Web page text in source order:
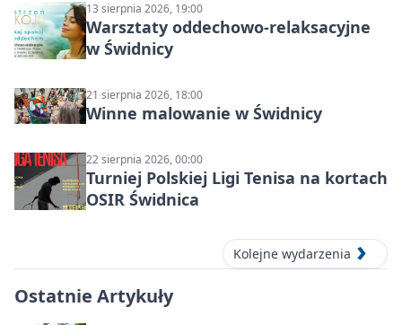
13 sierpnia 2026, 19:00
Warsztaty oddechowo-relaksacyjne
w Świdnicy
21 sierpnia 2026, 18:00
Winne malowanie w Świdnicy
22 sierpnia 2026, 00:00
Turniej Polskiej Ligi Tenisa na kortach
OSIR Świdnica
Kolejne wydarzenia
Ostatnie Artykuły